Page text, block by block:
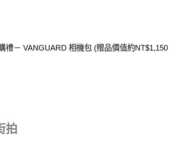
禮－ VANGUARD 相機包 (贈品價值約NT$1,150
拍